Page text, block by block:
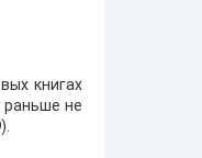
книгах
раньше не
).